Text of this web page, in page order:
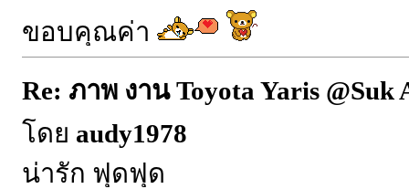
ขอบคุณค่า
Re: ภาพ งาน Toyota Yaris
โดย audy1978
น่ารัก ฟุดฟุด